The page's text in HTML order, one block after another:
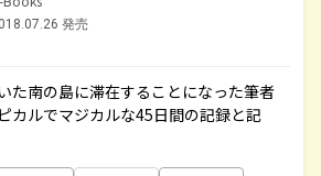
発売
た南の島に滞在することになった筆者
カルでマジカルな45日間の記録と記